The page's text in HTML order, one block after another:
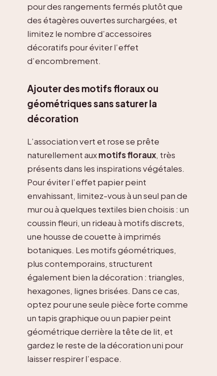
pour des rangements fermés plutôt que
des étagères ouvertes surchargées, et
limitez le nombre d’accessoires
décoratifs pour éviter l’effet
d’encombrement.
Ajouter des motifs floraux ou
géométriques sans saturer la
décoration
L’association vert et rose se prête
naturellement auxmotifs floraux, très
présents dans les inspirations végétales.
Pour éviter l’effet papier peint
envahissant, limitez-vous à un seul pan de
mur ou à quelques textiles bien choisis : un
coussin fleuri, un rideau à motifs discrets,
une housse de couette à imprimés
botaniques. Les motifs géométriques,
plus contemporains, structurent
également bien la décoration : triangles,
hexagones, lignes brisées. Dans ce cas,
optez pour une seule pièce forte comme
un tapis graphique ou un papier peint
géométrique derrière la tête de lit, et
gardez le reste de la décoration uni pour
laisser respirer l’espace.